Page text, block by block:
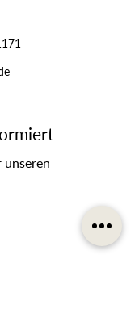
unseren